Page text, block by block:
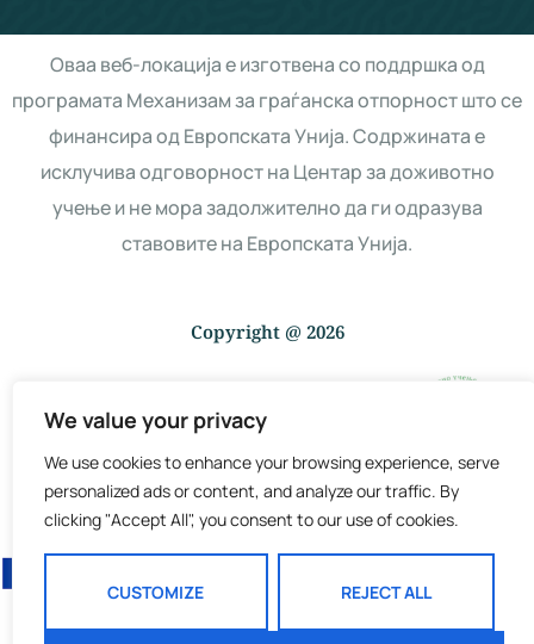
We value your privacy
We use cookies to enhance your browsing experience, serve
personalized ads or content, and analyze our traffic. By
clicking "Accept All", you consent to our use of cookies.
CUSTOMIZE REJECT ALL
Оваа веб-локација е изготвена со поддршка од
програмата Механизам за граѓанска отпорност што се
финансира од Европската Унија. Содржината е
исклучива одговорност на Центар за доживотно
учење и не мора задолжително да ги одразува
ставовите на Европската Унија.
Copyright @ 2026
Web Design by iDesign.mk